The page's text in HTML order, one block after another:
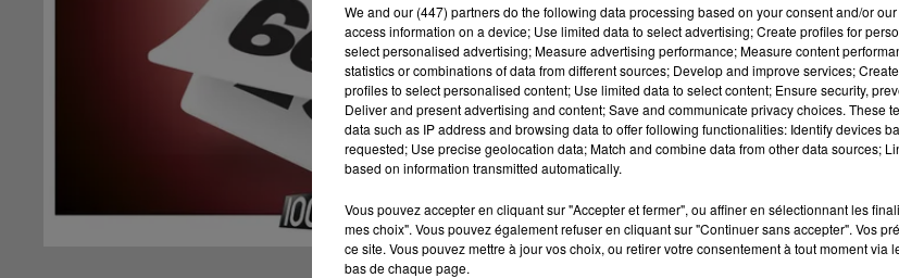
We and our (447) partnersdo the following data processing based on your consent and/or
access information on a device; Use limited data to select advertising; Create profiles for
select personalised advertising; Measure advertising performance; Measure content
statistics or combinations of data from different sources; Develop and improve services;
profiles to select personalised content; Use limited data to select content; Ensure security,
Deliver and present advertising and content; Save and communicate privacy choices. These
data such as IP address and browsing data to offer following functionalities: Identify devices
requested; Use precise geolocation data; Match and combine data from other data sources;
based on information transmitted automatically.
Vous pouvez accepter en cliquant sur "Accepter et fermer", ou affiner en sélectionnant les
mes choix". Vous pouvez également refuser en cliquant sur "Continuer sans accepter". Vos
ce site. Vous pouvez mettre à jour vos choix, ou retirer votre consentement à tout moment via
bas de chaque page.